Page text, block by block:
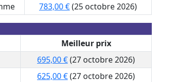
783,00 €(25 octobre 2026)
Meilleur prix
695,00 €(27 octobre 2026)
625,00 €(27 octobre 2026)